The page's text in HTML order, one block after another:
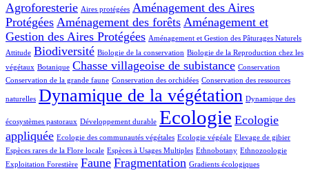
Agroforesterie Aires protégées Aménagement des Aires
Protégées Aménagement des forêts Aménagement et
Gestion des Aires Protégées Aménagement et Gestion des Pâturages Naturels
Attitude Biodiversité Biologie de la conservation Biologie de la Reproduction chez les
végétaux Botanique Chasse villageoise de subistance Conservation
Conservation de la grande faune Conservation des orchidées Conservation des ressources
naturelles Dynamique de la végétation Dynamique des
écosystèmes pastoraux Développement durable Ecologie Ecologie
appliquée Ecologie des communautés végétales Ecologie végéale Elevage de gibier
Espèces rares de la Flore locale Espèces à Usages Multiples Ethnobotany Ethnozoologie
Exploitation Forestière Faune Fragmentation Gradients écologiques